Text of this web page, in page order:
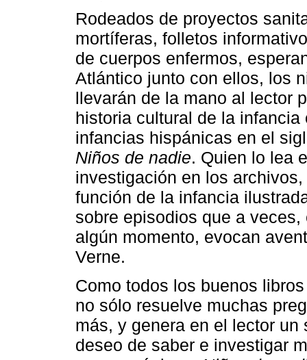
Rodeados de proyectos
mortíferas, folletos
de cuerpos enfermos,
Atlántico junto con ellos, los
llevarán de la mano al lector
historia cultural de la
infancias hispánicas en el
Niños de nadie. Quien lo lea
investigación en los
función de la infancia
sobre episodios que a
algún momento, evocan
Verne.
Como todos los buenos
no sólo resuelve muchas
más, y genera en el lector
deseo de saber e investigar